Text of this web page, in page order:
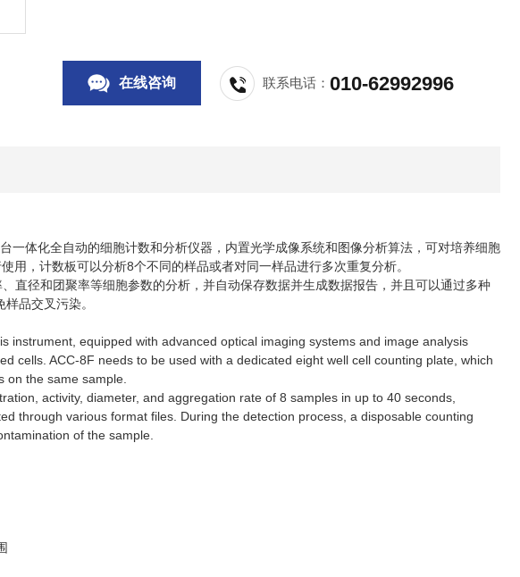
在线咨询 联系电话：010-62992996
一体化全自动的细胞计数和分析仪器，内置光学成像系统和图像分析算法，可对培养细胞
，计数板可以分析8个不同的样品或者对同一样品进行多次重复分析。
直径和团聚率等细胞参数的分析，并自动保存数据并生成数据报告，并且可以通过多种
品交叉污染。
instrument, equipped with advanced optical imaging systems and image analysis
cells. ACC-8F needs to be used with a dedicated eight well cell counting plate, which
on the same sample.
activity, diameter, and aggregation rate of 8 samples in up to 40 seconds,
through various format files. During the detection process, a disposable counting
of the sample.